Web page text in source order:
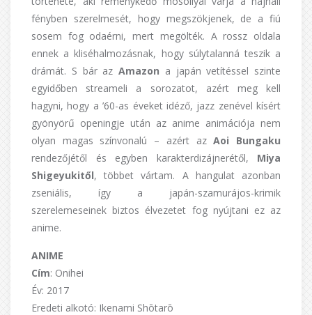
fényben szerelmesét, hogy megszökjenek, de a fiú
sosem fog odaérni, mert megölték. A rossz oldala
ennek a kliséhalmozásnak, hogy súlytalanná teszik a
drámát. S bár az Amazon a japán vetítéssel szinte
egyidőben streameli a sorozatot, azért meg kell
hagyni, hogy a ’60-as éveket idéző, jazz zenével kísért
gyönyörű openingje után az anime animációja nem
olyan magas színvonalú – azért azAoi Bungaku
rendezőjétől és egyben karakterdizájnerétől, Miya
Shigeyukitől, többet vártam. A hangulat azonban
zseniális, így a japán-szamurájos-krimik
szerelemeseinek biztos élvezetet fog nyújtani ez az
anime.
ANIME
Cím: Onihei
Év: 2017
Eredeti alkotó: Ikenami Shōtarō